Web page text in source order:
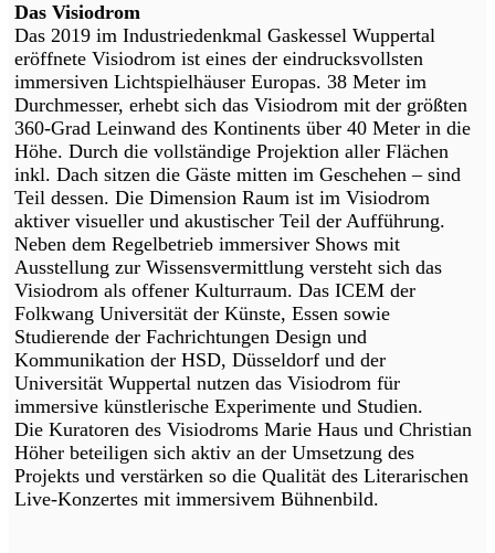
Das Visiodrom
Das 2019 im Industriedenkmal Gaskessel Wuppertal
eröffnete Visiodrom ist eines der eindrucksvollsten
immersiven Lichtspielhäuser Europas. 38 Meter im
Durchmesser, erhebt sich das Visiodrom mit der größten
360-Grad Leinwand des Kontinents über 40 Meter in die
Höhe. Durch die vollständige Projektion aller Flächen
inkl. Dach sitzen die Gäste mitten im Geschehen – sind
Teil dessen. Die Dimension Raum ist im Visiodrom
aktiver visueller und akustischer Teil der Aufführung.
Neben dem Regelbetrieb immersiver Shows mit
Ausstellung zur Wissensvermittlung versteht sich das
Visiodrom als offener Kulturraum. Das ICEM der
Folkwang Universität der Künste, Essen sowie
Studierende der Fachrichtungen Design und
Kommunikation der HSD, Düsseldorf und der
Universität Wuppertal nutzen das Visiodrom für
immersive künstlerische Experimente und Studien.
Die Kuratoren des Visiodroms Marie Haus und Christian
Höher beteiligen sich aktiv an der Umsetzung des
Projekts und verstärken so die Qualität des Literarischen
Live-Konzertes mit immersivem Bühnenbild.